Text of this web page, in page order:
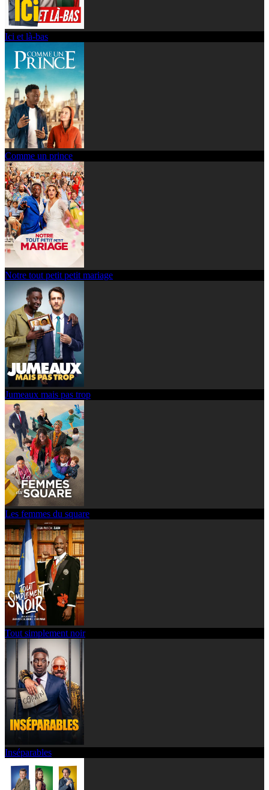
Ici et là-bas
Comme un prince
Notre tout petit petit mariage
Jumeaux mais pas trop
Les femmes du square
Tout simplement noir
Inséparables